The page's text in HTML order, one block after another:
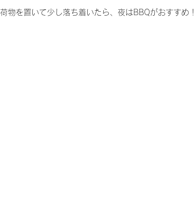
荷物を置いて少し落ち着いたら、夜はBBQがおすすめ！